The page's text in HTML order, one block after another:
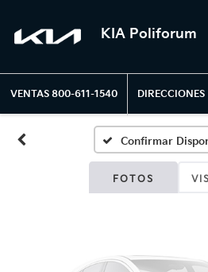
KIA Poliforum
VENTAS 800-611-1540 DIRECCIONES
Confirmar
FOTOS
Por favor,